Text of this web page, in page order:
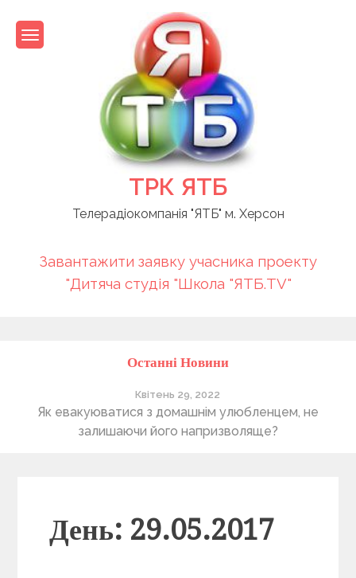
content
ТРК ЯТБ
Телерадіокомпанія "ЯТБ" м. Херсон
Завантажити заявку учасника проекту
"Дитяча студія "Школа "ЯТБ.TV"
Останні Новини
Квітень 29, 2022
Як евакуюватися з домашнім улюбленцем, не
залишаючи його напризволяще?
День: 29.05.2017